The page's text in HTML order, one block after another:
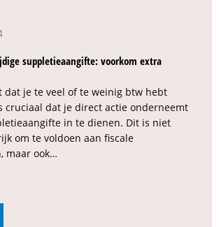
suppletieaangifte: voorkom extra
dat je te veel of te weinig btw hebt
cruciaal dat je direct actie onderneemt
in te dienen. Dit is niet
om te voldoen aan fiscale
maar ook…